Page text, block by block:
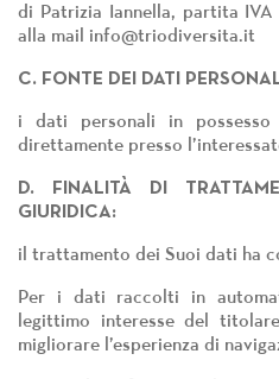
di Patrizia Iannella, partita IVA
alla mail info@triodiversita.it
C. FONTE DEI DATI
i dati personali in
direttamente presso
D. FINALITÀ DI
GIURIDICA:
il trattamento dei Suoi dati ha
Per i dati raccolti in
legittimo interesse del
migliorare l’esperienza di